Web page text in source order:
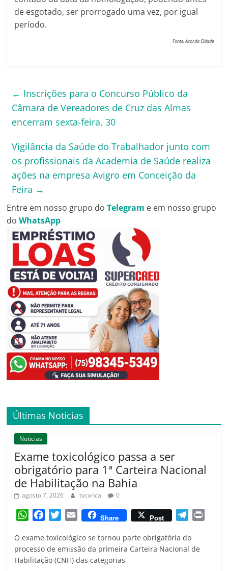
de esgotado, ser prorrogado uma vez, por igual
período.
Fonte: Acorda Cidade
← Inscrições para o Concurso Público da
Câmara de Vereadores de Cruz das Almas
encerram sexta-feira, 30
Vigilância da Saúde do Trabalhador junto com
os profissionais da Academia de Saúde realiza
ações na empresa Avigro em Conceição da
Feira →
Entre em nosso grupo doTelegram e em nosso grupo
doWhatsApp
Últimas Notícias
Noticias
Exame toxicológico passa a ser
obrigatório para 1ª Carteira Nacional
de Habilitação na Bahia
agosto 7, 2026 tvconca 0
W
a
t
s
c
e
b
i
t
t
a
i
l
Share Post
l
e
O exame toxicológico se tornou parte obrigatória do
processo de emissão da primeira Carteira Nacional de
Habilitação (CNH) das categorias